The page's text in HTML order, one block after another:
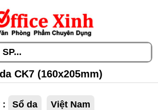
CK7 (160x205mm)
: Sổ da Việt Nam